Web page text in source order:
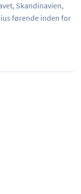
Skandinavien,
førende inden for